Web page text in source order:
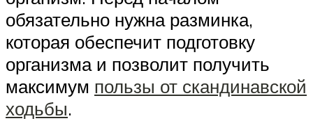
обязательно нужна разминка,
которая обеспечит подготовку
организма и позволит получить
максимум пользы от скандинавской
ходьбы.